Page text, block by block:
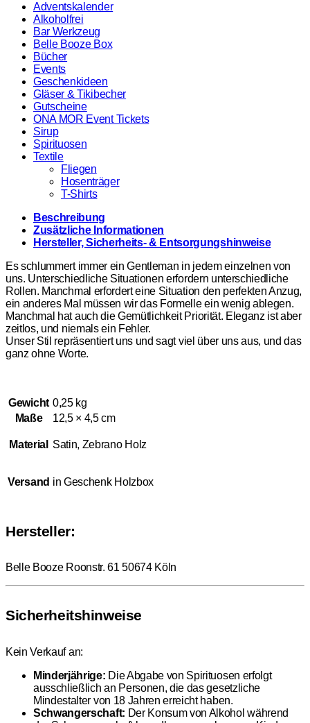
Adventskalender
Alkoholfrei
Bar Werkzeug
Belle Booze Box
Bücher
Events
Geschenkideen
Gläser & Tikibecher
Gutscheine
ONA MOR Event Tickets
Sirup
Spirituosen
Textile
Fliegen
Hosenträger
T-Shirts
Beschreibung
Zusätzliche Informationen
Hersteller, Sicherheits- & Entsorgungshinweise
Es schlummert immer ein Gentleman in jedem einzelnen von
uns. Unterschiedliche Situationen erfordern unterschiedliche
Rollen. Manchmal erfordert eine Situation den perfekten Anzug,
ein anderes Mal müssen wir das Formelle ein wenig ablegen.
Manchmal hat auch die Gemütlichkeit Priorität. Eleganz ist aber
zeitlos, und niemals ein Fehler.
Unser Stil repräsentiert uns und sagt viel über uns aus, und das
ganz ohne Worte.
Gewicht 0,25 kg
Maße
12,5 × 4,5 cm
Material Satin, Zebrano Holz
Versand in Geschenk Holzbox
Hersteller:
Belle Booze Roonstr. 61 50674 Köln
Sicherheitshinweise
Kein Verkauf an:
Minderjährige: Die Abgabe von Spirituosen erfolgt
ausschließlich an Personen, die das gesetzliche
Mindestalter von 18 Jahren erreicht haben.
Schwangerschaft: Der Konsum von Alkohol während